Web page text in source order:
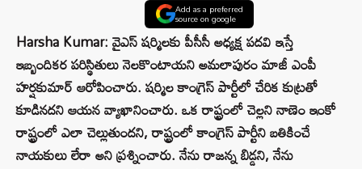
Add as a preferred
source on google
Harsha Kumar: వైఎస్‌ షర్మిలకు పీసీసీ అధ్యక్ష పదవి ఇస్తే
ఇబ్బందికర పరిస్థితులు నెలకొంటాయని అమలాపురం మాజీ ఎంపీ
హర్షకుమార్ ఆరోపించారు. షర్మిల కాంగ్రెస్ పార్టీలో చేరిక కుట్రతో
కూడినదని ఆయన వ్యాఖానించారు. ఒక రాష్ట్రంలో చెల్లని నాణెం ఇంకో
రాష్ట్రంలో ఎలా చెల్లుతుందని, రాష్ట్రంలో కాంగ్రెస్ పార్టీని బతికించే
నాయకులు లేరా అని ప్రశ్నించారు. నేను రాజన్న బిడ్డని, నేను